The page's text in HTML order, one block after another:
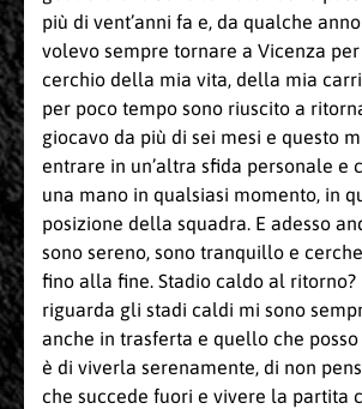
più di vent’anni fa e, da qualche
volevo sempre tornare a Vicenza
cerchio della mia vita, della mia
per poco tempo sono riuscito a
giocavo da più di sei mesi e questo
entrare in un’altra sfida personale e
una mano in qualsiasi momento, in
posizione della squadra. E adesso
sono sereno, sono tranquillo e
fino alla fine. Stadio caldo al ritorno?
riguarda gli stadi caldi mi sono
anche in trasferta e quello che
è di viverla serenamente, di non
che succede fuori e vivere la partita